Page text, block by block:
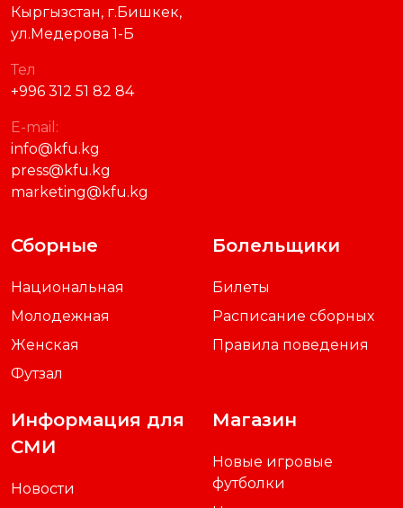
Кыргызстан, г.Бишкек,
ул.Медерова 1-Б
Тел
+996 312 51 82 84
E-mail:
info@kfu.kg
press@kfu.kg
marketing@kfu.kg
Сборные
Национальная
Молодежная
Женская
Футзал
Болельщики
Билеты
Расписание сборных
Правила поведения
Информация для
СМИ
Новости
Магазин
Новые игровые
футболки